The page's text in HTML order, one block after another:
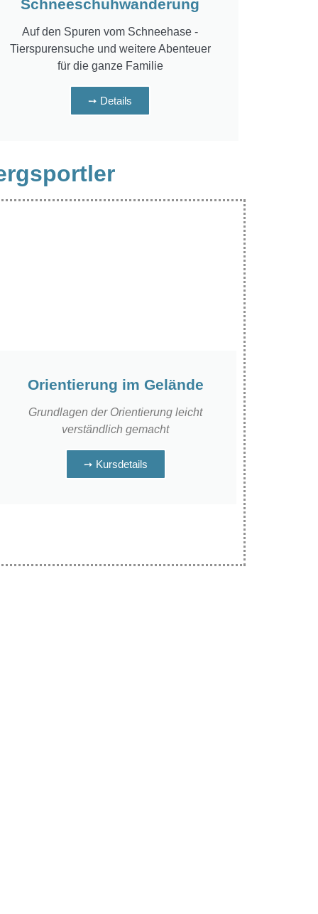
Schneeschuhwanderung
Auf den Spuren vom Schneehase -
Tierspurensuche und weitere Abenteuer
für die ganze Familie
➙ Details
Orientierung im Gelände
Grundlagen der Orientierung leicht
verständlich gemacht
➙ Kursdetails